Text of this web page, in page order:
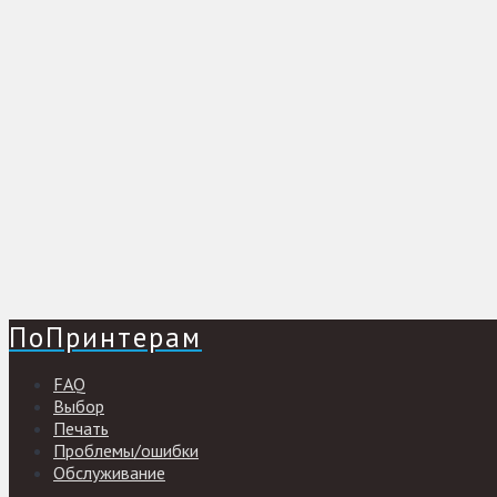
ПоПринтерам
FAQ
Выбор
Печать
Проблемы/ошибки
Обслуживание